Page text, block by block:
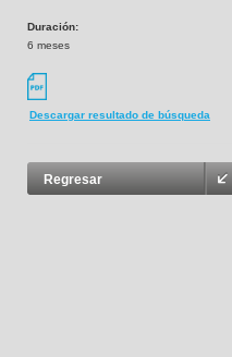
Duración:
6 meses
Descargar resultado de búsqueda
Regresar